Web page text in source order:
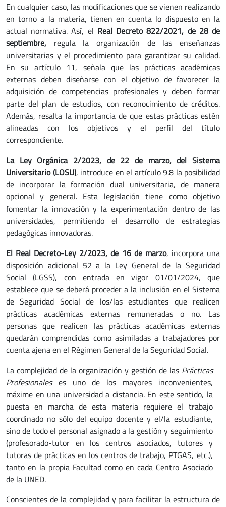
En cualquier caso, las modificaciones que se vienen realizando
en torno a la materia, tienen en cuenta lo dispuesto en la
actual normativa. Así, el Real Decreto 822/2021, de 28 de
septiembre, regula la organización de las enseñanzas
universitarias y el procedimiento para garantizar su calidad.
En su artículo 11, señala que las prácticas académicas
externas deben diseñarse con el objetivo de favorecer la
adquisición de competencias profesionales y deben formar
parte del plan de estudios, con reconocimiento de créditos.
Además, resalta la importancia de que estas prácticas estén
alineadas con los objetivos y el perfil del título
correspondiente.
La Ley Orgánica 2/2023, de 22 de marzo, del Sistema
Universitario (LOSU), introduce en el artículo 9.8 la posibilidad
de incorporar la formación dual universitaria, de manera
opcional y general. Esta legislación tiene como objetivo
fomentar la innovación y la experimentación dentro de las
universidades, permitiendo el desarrollo de estrategias
pedagógicas innovadoras.
El Real Decreto-Ley 2/2023, de 16 de marzo, incorpora una
disposición adicional 52 a la Ley General de la Seguridad
Social (LGSS), con entrada en vigor 01/01/2024, que
establece que se deberá proceder a la inclusión en el Sistema
de Seguridad Social de los/las estudiantes que realicen
prácticas académicas externas remuneradas o no. Las
personas que realicen las prácticas académicas externas
quedarán comprendidas como asimiladas a trabajadores por
cuenta ajena en el Régimen General de la Seguridad Social.
La complejidad de la organización y gestión de las Prácticas
Profesionales es uno de los mayores inconvenientes,
máxime en una universidad a distancia. En este sentido, la
puesta en marcha de esta materia requiere el trabajo
coordinado no sólo del equipo docente y el/la estudiante,
sino de todo el personal asignado a la gestión y seguimiento
(profesorado-tutor en los centros asociados, tutores y
tutoras de prácticas en los centros de trabajo, PTGAS, etc.),
tanto en la propia Facultad como en cada Centro Asociado
de la UNED.
Conscientes de la complejidad y para facilitar la estructura de